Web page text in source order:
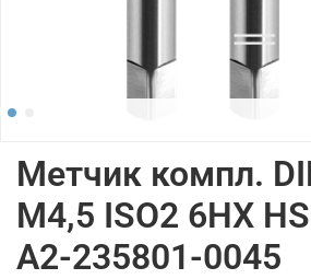
Метчик компл.
M4,5 ISO2 6HX
A2-235801-0045